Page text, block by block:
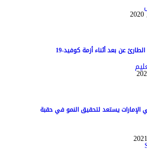
عن بعد أثناء أزمة كوفيد-19
الإمارات يستعد لتحقيق النمو في حقبة